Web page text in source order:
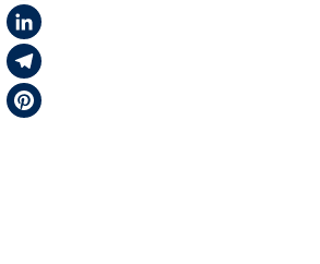
X
LinkedIn
Telegram